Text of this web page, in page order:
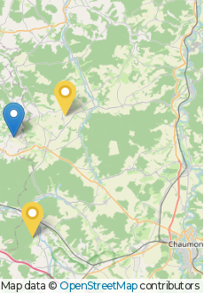
Map data ©OpenStreetMapcontributors